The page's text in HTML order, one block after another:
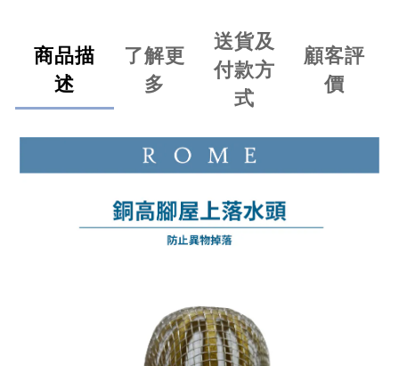
商品描
述
了解更
多
送貨及
付款方
式
顧客評
價